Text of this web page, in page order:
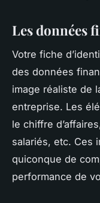
Les données
Votre fiche
des données
image réaliste de
entreprise. Les
le chiffre
salariés, etc. Ces
quiconque de
performance de